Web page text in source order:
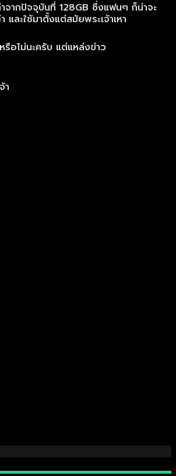
จากปัจจุบันที่ 128GB ซึ่งแฟนๆ ก็น่าจะ
ะใช้มาตั้งแต่สมัยพระเจ้าเหา
อไม่นะครับ แต่แหล่งข่าว
า